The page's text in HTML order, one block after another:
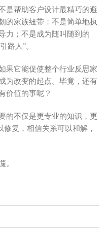
是帮助客户设计最精巧的避
的家族纽带；不是简单地执
力；不是成为随叫随到的
路人”。
果它能促使整个行业反思家
为改变的起点。毕竟，还有
价值的事呢？
的不仅是更专业的知识，更
复，相信关系可以和解，
。